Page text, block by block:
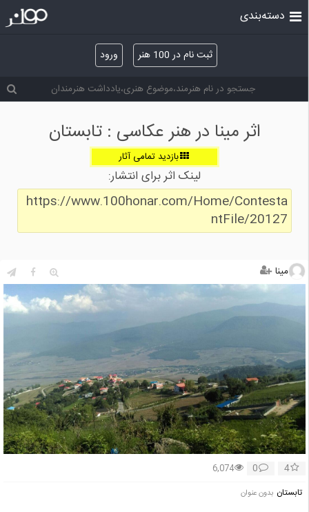
ثبت نام در 100 هنر ورود
دسته‌بندی
اثر مینا در هنر عکاسی : تابستان
بازدید تمامی آثار
لینک اثر برای انتشار:
https://www.100honar.com/Home/Contesta
ntFile/20127
مینا
4
0
6,074
تابستان بدون عنوان